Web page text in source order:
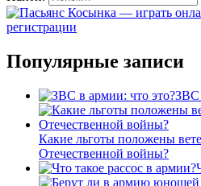
Популярные записи
ЗВС
Какие льготы положены
Отечественной войны?